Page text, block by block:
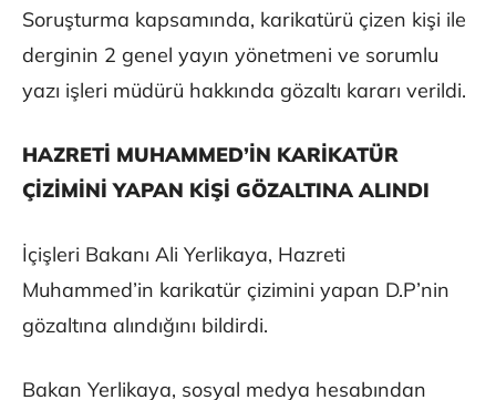
Soruşturma kapsamında, karikatürü çizen kişi ile
derginin 2 genel yayın yönetmeni ve sorumlu
yazı işleri müdürü hakkında gözaltı kararı verildi.
HAZRETİ MUHAMMED’İN KARİKATÜR
ÇİZİMİNİ YAPAN KİŞİ GÖZALTINA ALINDI
İçişleri Bakanı Ali Yerlikaya, Hazreti
Muhammed’in karikatür çizimini yapan D.P’nin
gözaltına alındığını bildirdi.
Bakan Yerlikaya, sosyal medya hesabından